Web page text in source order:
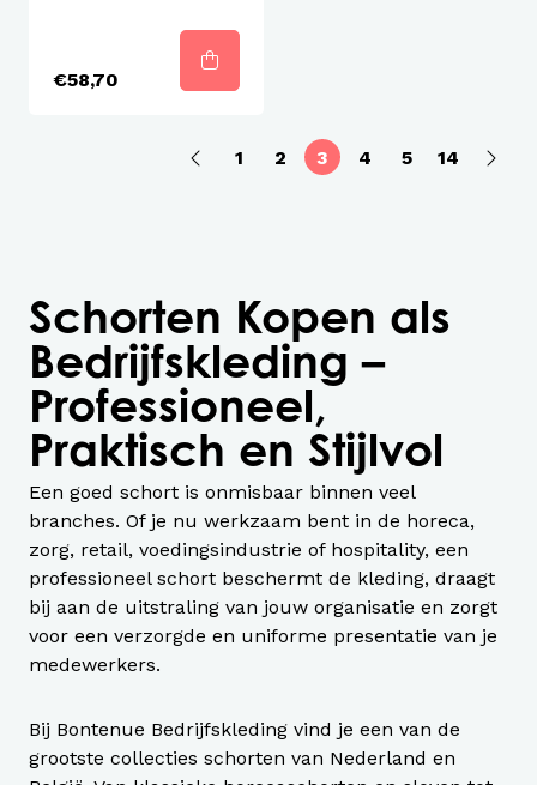
€58,70
1 2 3 4 5 14
Schorten Kopen als
Bedrijfskleding –
Professioneel,
Praktisch en Stijlvol
Een goed schort is onmisbaar binnen veel
branches. Of je nu werkzaam bent in de horeca,
zorg, retail, voedingsindustrie of hospitality, een
professioneel schort beschermt de kleding, draagt
bij aan de uitstraling van jouw organisatie en zorgt
voor een verzorgde en uniforme presentatie van je
medewerkers.
Bij Bontenue Bedrijfskleding vind je een van de
grootste collecties schorten van Nederland en